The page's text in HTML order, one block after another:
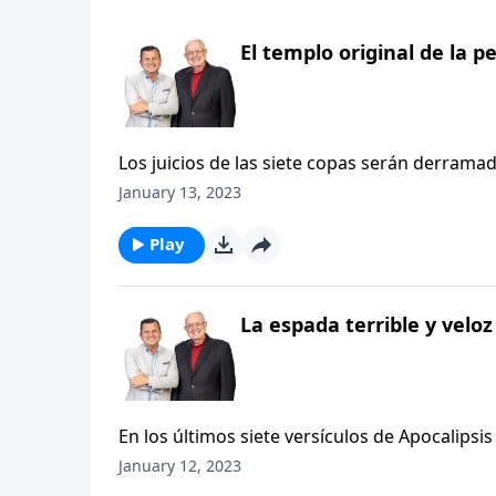
El templo original de la
Los juicios de las siete copas serán
nos ofrece un preludio de estos juicios,
llenas de la ira de Dios» que serán
January 13, 2023
Play
La espada terrible y
En los últimos siete versículos de
lenguaje vívido que un antiguo cultivador
January 12, 2023